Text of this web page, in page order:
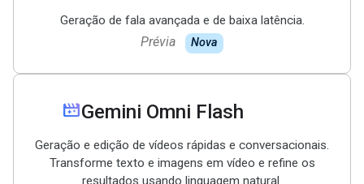
Geração de fala avançada e de baixa latência.
Prévia Nova
movie_filterGemini Omni Flash
Geração e edição de vídeos rápidas e conversacionais.
Transforme texto e imagens em vídeo e refine os
resultados usando linguagem natural.